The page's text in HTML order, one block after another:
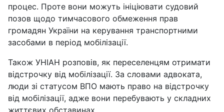
процес. Проте вони можуть ініціювати судовий
позов щодо тимчасового обмеження прав
громадян України на керування транспортними
засобами в період мобілізації.
Також УНІАН розповів, як переселенцям отримати
відстрочку від мобілізації. За словами адвоката,
люди зі статусом ВПО мають право на відстрочку
від мобілізації, адже вони перебувають у складних
життєвих обставинах.